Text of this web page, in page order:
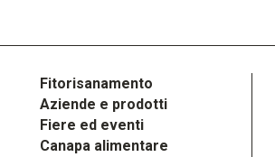
Fitorisanamento
Aziende e prodotti
Fiere ed eventi
Canapa alimentare